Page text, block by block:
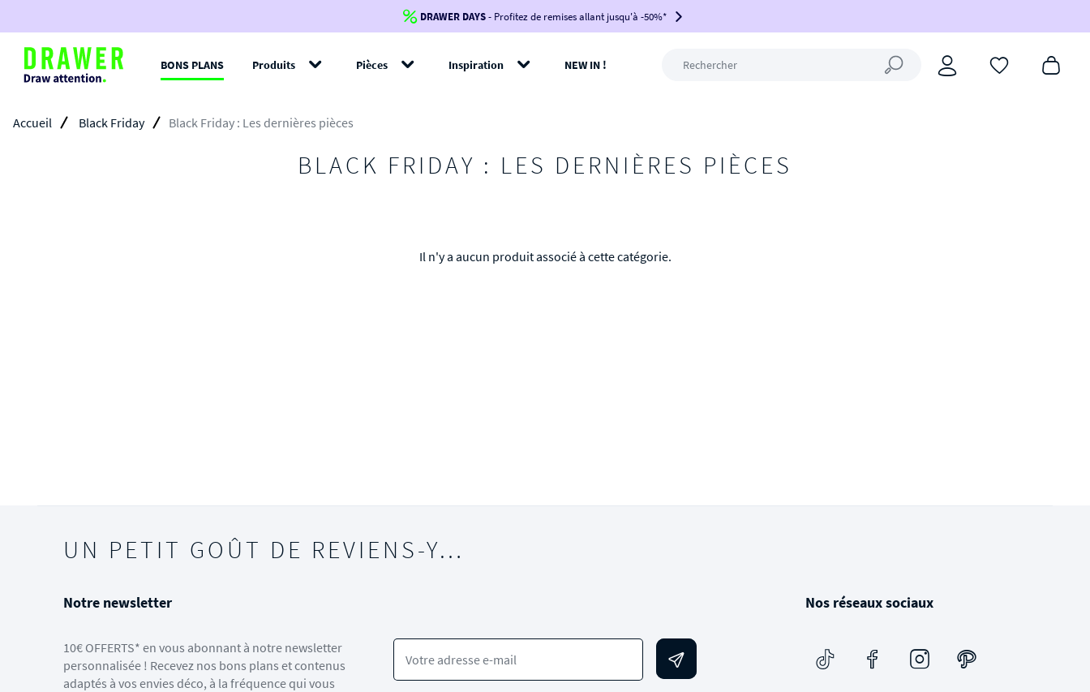
Jusqu'à-100€*sur votre commande !
BIKINI100
-voir conditions en bas de page-
DRAWER DAYS- Profitez de remises allant jusqu'à -50%*
BONS PLANS Produits Pièces Inspiration NEW IN !
Accueil Black Friday Black Friday : Les dernières pièces
BLACK FRIDAY : LES DERNIÈRES PIÈCES
Il n'y a aucun produit associé à cette catégorie.
UN PETIT GOÛT DE REVIENS-Y…
Notre newsletter
10€ OFFERTS* en vous abonnant à notre newsletter
personnalisée ! Recevez nos bons plans et contenus
adaptés à vos envies déco, à la fréquence qui vous
Votre adresse e-mail
Nos réseaux sociaux